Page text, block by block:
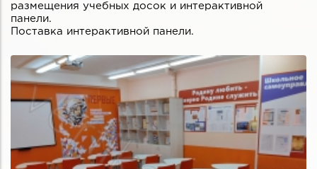
размещения учебных досок и интерактивной
панели.
Поставка интерактивной панели.